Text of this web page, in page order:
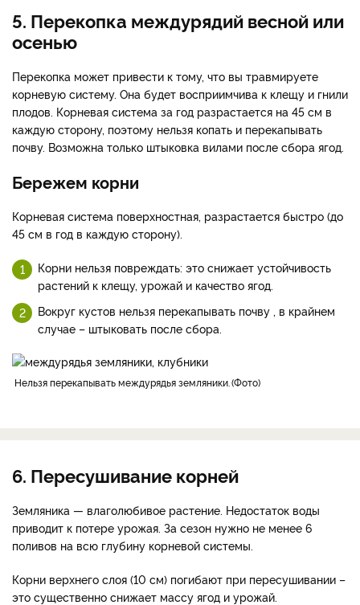
5. Перекопка междурядий весной или
осенью
Перекопка может привести к тому, что вы травмируете
корневую систему. Она будет восприимчива к клещу и гнили
плодов. Корневая система за год разрастается на 45 см в
каждую сторону, поэтому нельзя копать и перекапывать
почву. Возможна только штыковка вилами после сбора ягод.
Бережем корни
Корневая система поверхностная, разрастается быстро (до
45 см в год в каждую сторону).
Корни нельзя повреждать: это снижает устойчивость
растений к клещу, урожай и качество ягод.
Вокруг кустов нельзя перекапывать почву , в крайнем
случае – штыковать после сбора.
Нельзя перекапывать междурядья земляники. Фото
6. Пересушивание корней
Земляника — влаголюбивое растение. Недостаток воды
приводит к потере урожая. За сезон нужно не менее 6
поливов на всю глубину корневой системы.
Корни верхнего слоя (10 см) погибают при пересушивании –
это существенно снижает массу ягод и урожай.